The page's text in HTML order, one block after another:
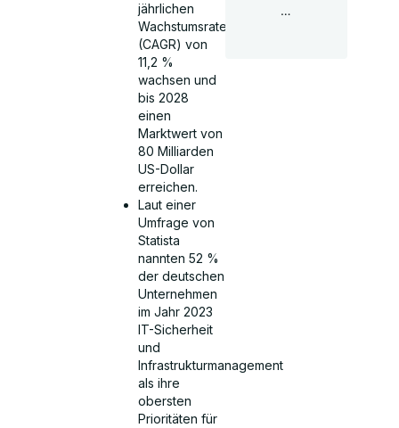
jährlichen
Wachstumsrate
(CAGR) von
11,2 %
wachsen und
bis 2028
einen
Marktwert von
80 Milliarden
US-Dollar
erreichen.
Laut einer
Umfrage von
Statista
nannten 52 %
der deutschen
Unternehmen
im Jahr 2023
IT-Sicherheit
und
Infrastrukturmanagement
als ihre
obersten
Prioritäten für
…